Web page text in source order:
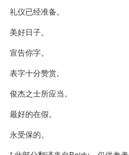
礼仪已经准备。
美好日子。
宣告你字。
表字十分赞赏。
俊杰之士所应当。
最好的在假。
永受保的。